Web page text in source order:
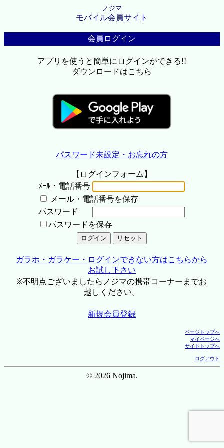
ノジマ
モバイル会員サイト
会員ログイン
アプリを使うと簡単にログインができる!!
ダウンロードはこちら
パスワード未設定・お忘れの方
【ログインフォーム】
ﾒｰﾙ・電話番号
メール・電話番号を保存
パスワード
パスワードを保存
ガラホ・ガラケー・ログインできない方はこちらから
お試し下さい
※不明点ございましたらノジマの携帯コーナーまでお
越しください。
新規会員登録
ページトップへ
マイページへ
サイトトップへ
ログアウト
© 2026 Nojima.